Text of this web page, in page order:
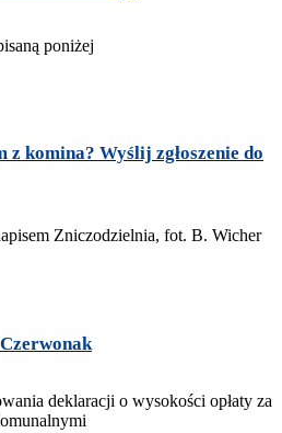
komina? Wyślij zgłoszenie do